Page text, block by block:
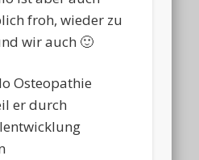
froh, wieder zu
wir auch 🙂
Osteopathie
er durch